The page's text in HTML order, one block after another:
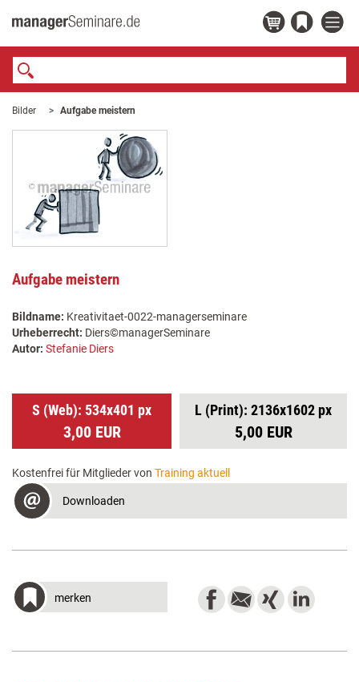
Bilder Aufgabe meistern
Aufgabe meistern
Bildname: Kreativitaet-0022-managerseminare
Urheberrecht: Diers©managerSeminare
Autor: Stefanie Diers
S (Web): 534x401 px
3,00 EUR
L (Print): 2136x1602 px
5,00 EUR
Kostenfrei für Mitglieder von Training aktuell
Downloaden
merken